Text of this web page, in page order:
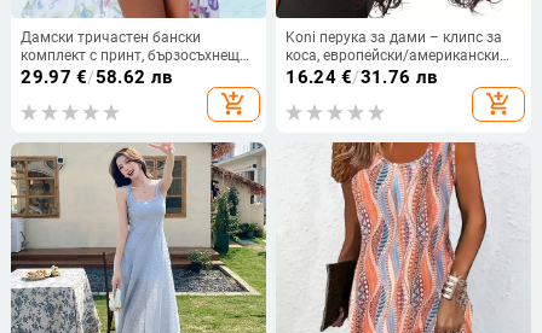
Дамски тричастен бански
комплект с принт, бързосъхнещ
полиестер със спандекс
(82%/18%), подплънки за бюст
29.97 €/58.62 лв
add_shopping_cart
Koni перука за дами – клипс за
коса, европейски/американски
стил, големи вълни, дълга
16.24€/31.76 лв
add_shopping_cart